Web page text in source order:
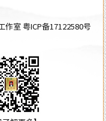
作室粤ICP备17122580号